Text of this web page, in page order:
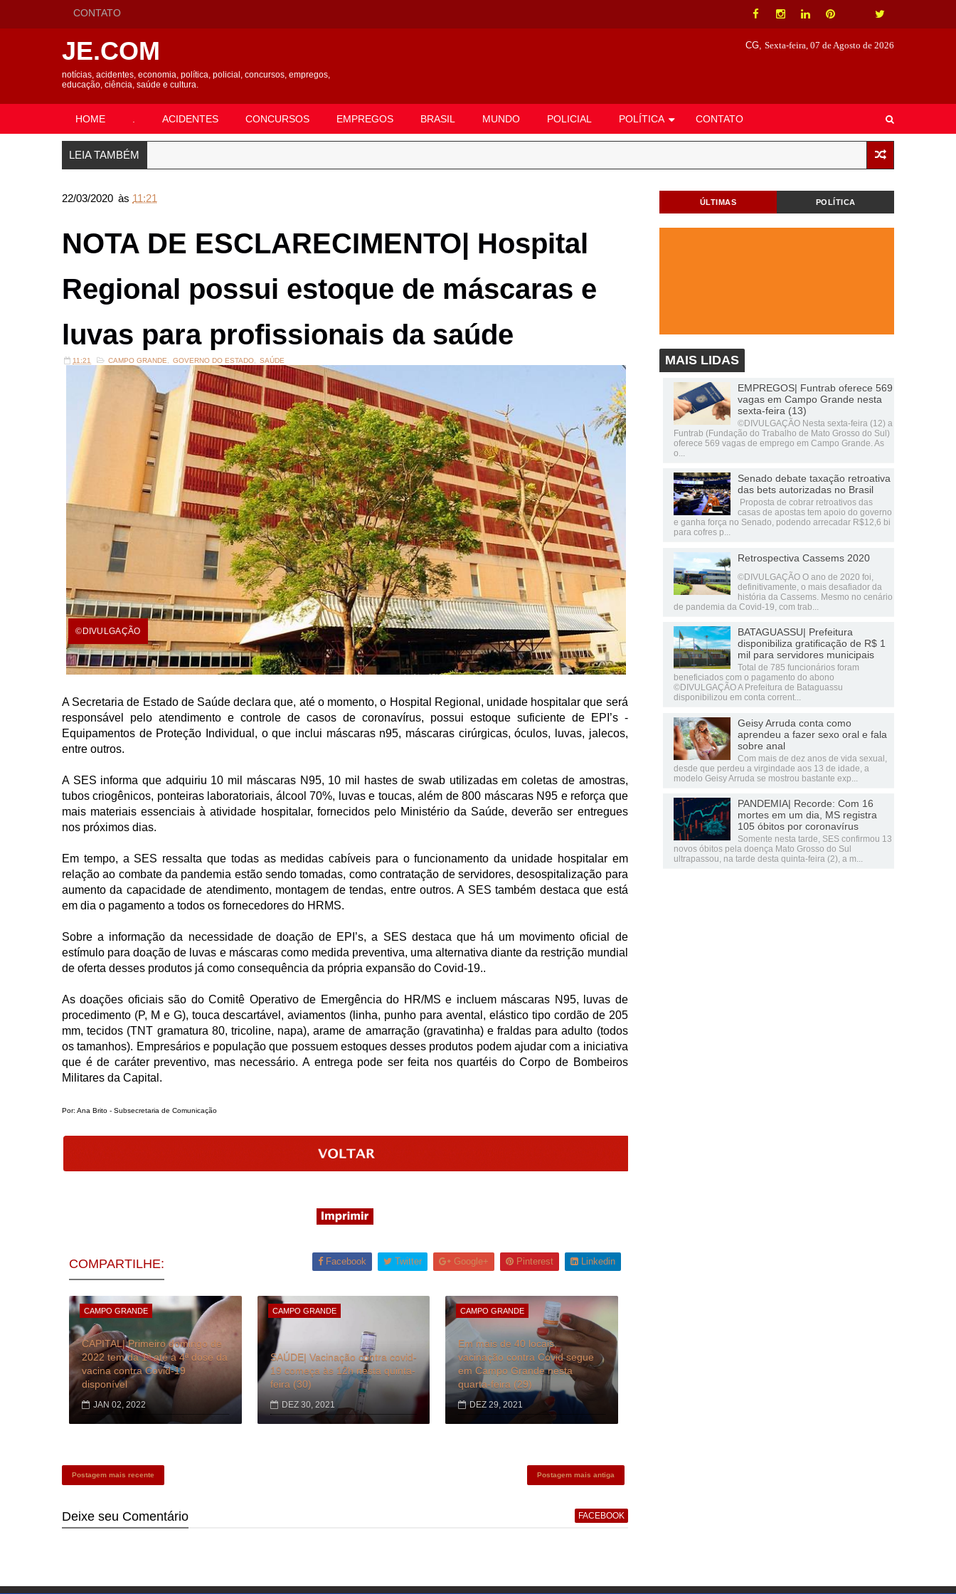
CONTATO
JE.COM
notícias, acidentes, economia, política, policial, concursos, empregos,
educação, ciência, saúde e cultura.
CG, Sexta-feira, 07 de Agosto de 2026
HOME ACIDENTES CONCURSOS EMPREGOS BRASIL MUNDO POLICIAL POLÍTICA CONTATO
LEIA TAMBÉM
22/03/2020 às 11:21
NOTA DE ESCLARECIMENTO| Hospital
Regional possui estoque de máscaras e
luvas para profissionais da saúde
11:21 CAMPO GRANDE GOVERNO DO ESTADO SAÚDE
©DIVULGAÇÃO
A Secretaria de Estado de Saúde declara que, até o momento, o Hospital Regional, unidade hospitalar que será
responsável pelo atendimento e controle de casos de coronavírus, possui estoque suficiente de EPI’s -
Equipamentos de Proteção Individual, o que inclui máscaras n95, máscaras cirúrgicas, óculos, luvas, jalecos,
entre outros.
A SES informa que adquiriu 10 mil máscaras N95, 10 mil hastes de swab utilizadas em coletas de amostras,
tubos criogênicos, ponteiras laboratoriais, álcool 70%, luvas e toucas, além de 800 máscaras N95 e reforça que
mais materiais essenciais à atividade hospitalar, fornecidos pelo Ministério da Saúde, deverão ser entregues
nos próximos dias.
Em tempo, a SES ressalta que todas as medidas cabíveis para o funcionamento da unidade hospitalar em
relação ao combate da pandemia estão sendo tomadas, como contratação de servidores, desospitalização para
aumento da capacidade de atendimento, montagem de tendas, entre outros. A SES também destaca que está
em dia o pagamento a todos os fornecedores do HRMS.
Sobre a informação da necessidade de doação de EPI’s, a SES destaca que há um movimento oficial de
estímulo para doação de luvas e máscaras como medida preventiva, uma alternativa diante da restrição mundial
de oferta desses produtos já como consequência da própria expansão do Covid-19..
As doações oficiais são do Comitê Operativo de Emergência do HR/MS e incluem máscaras N95, luvas de
procedimento (P, M e G), touca descartável, aviamentos (linha, punho para avental, elástico tipo cordão de 205
mm, tecidos (TNT gramatura 80, tricoline, napa), arame de amarração (gravatinha) e fraldas para adulto (todos
os tamanhos). Empresários e população que possuem estoques desses produtos podem ajudar com a iniciativa
que é de caráter preventivo, mas necessário. A entrega pode ser feita nos quartéis do Corpo de Bombeiros
Militares da Capital.
Por: Ana Brito - Subsecretaria de Comunicação
COMPARTILHE: Facebook Twitter Google+ Pinterest Linkedin
CAMPO GRANDE
CAPITAL| Primeiro domingo de
2022 tem da 1ª até a 4ª dose da
vacina contra Covid-19
disponível
JAN 02, 2022
CAMPO GRANDE
SAÚDE| Vacinação contra covid-
19 começa às 12h nesta quinta-
feira (30)
DEZ 30, 2021
CAMPO GRANDE
Em mais de 40 locais,
vacinação contra Covid segue
em Campo Grande nesta
quarta-feira (29)
DEZ 29, 2021
Postagem mais recente Postagem mais antiga
Deixe seu Comentário FACEBOOK
ÚLTIMAS POLÍTICA
MAIS LIDAS
EMPREGOS| Funtrab oferece 569
vagas em Campo Grande nesta
sexta-feira (13)
©DIVULGAÇÃO Nesta sexta-feira (12) a
Funtrab (Fundação do Trabalho de Mato Grosso do Sul)
oferece 569 vagas de emprego em Campo Grande. As
o...
Senado debate taxação retroativa
das bets autorizadas no Brasil
Proposta de cobrar retroativos das
casas de apostas tem apoio do governo
e ganha força no Senado, podendo arrecadar R$12,6 bi
para cofres p...
Retrospectiva Cassems 2020
©DIVULGAÇÃO O ano de 2020 foi,
definitivamente, o mais desafiador da
história da Cassems. Mesmo no cenário
de pandemia da Covid-19, com trab...
BATAGUASSU| Prefeitura
disponibiliza gratificação de R$ 1
mil para servidores municipais
Total de 785 funcionários foram
beneficiados com o pagamento do abono
©DIVULGAÇÃO A Prefeitura de Bataguassu
disponibilizou em conta corrent...
Geisy Arruda conta como
aprendeu a fazer sexo oral e fala
sobre anal
Com mais de dez anos de vida sexual,
desde que perdeu a virgindade aos 13 de idade, a
modelo Geisy Arruda se mostrou bastante exp...
PANDEMIA| Recorde: Com 16
mortes em um dia, MS registra
105 óbitos por coronavírus
Somente nesta tarde, SES confirmou 13
novos óbitos pela doença Mato Grosso do Sul
ultrapassou, na tarde desta quinta-feira (2), a m...